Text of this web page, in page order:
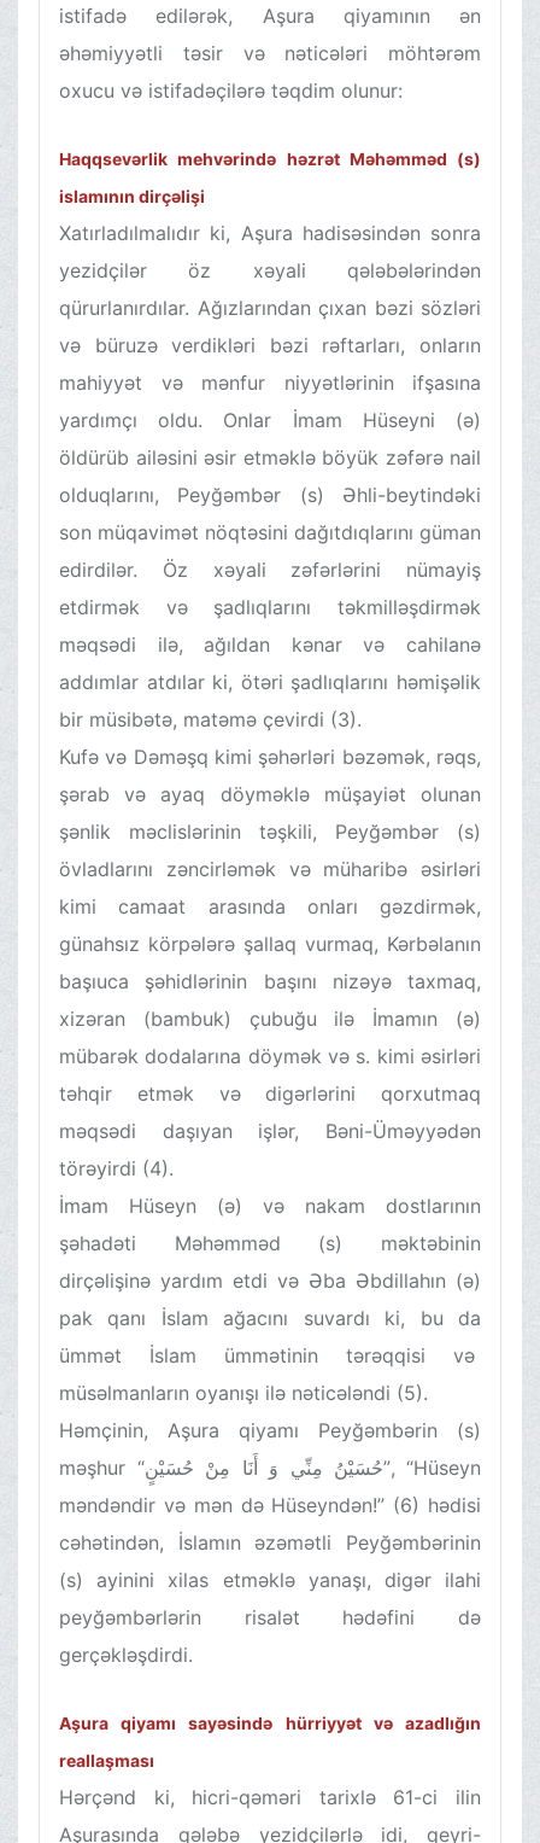
istifadə edilərək, Aşura qiyamının ən
əhəmiyyətli təsir və nəticələri möhtərəm
oxucu və istifadəçilərə təqdim olunur:
Haqqsevərlik mehvərində həzrət Məhəmməd (s)
islamının dirçəlişi
Xatırladılmalıdır ki, Aşura hadisəsindən sonra
yezidçilər öz xəyali qələbələrindən
qürurlanırdılar. Ağızlarından çıxan bəzi sözləri
və büruzə verdikləri bəzi rəftarları, onların
mahiyyət və mənfur niyyətlərinin ifşasına
yardımçı oldu. Onlar İmam Hüseyni (ə)
öldürüb ailəsini əsir etməklə böyük zəfərə nail
olduqlarını, Peyğəmbər (s) Əhli-beytindəki
son müqavimət nöqtəsini dağıtdıqlarını güman
edirdilər. Öz xəyali zəfərlərini nümayiş
etdirmək və şadlıqlarını təkmilləşdirmək
məqsədi ilə, ağıldan kənar və cahilanə
addımlar atdılar ki, ötəri şadlıqlarını həmişəlik
bir müsibətə, matəmə çevirdi (3).
Kufə və Dəməşq kimi şəhərləri bəzəmək, rəqs,
şərab və ayaq döyməklə müşayiət olunan
şənlik məclislərinin təşkili, Peyğəmbər (s)
övladlarını zəncirləmək və müharibə əsirləri
kimi camaat arasında onları gəzdirmək,
günahsız körpələrə şallaq vurmaq, Kərbəlanın
başıuca şəhidlərinin başını nizəyə taxmaq,
xizəran (bambuk) çubuğu ilə İmamın (ə)
mübarək dodalarına döymək və s. kimi əsirləri
təhqir etmək və digərlərini qorxutmaq
məqsədi daşıyan işlər, Bəni-Üməyyədən
törəyirdi (4).
İmam Hüseyn (ə) və nakam dostlarının
şəhadəti Məhəmməd (s) məktəbinin
dirçəlişinə yardım etdi və Əba Əbdillahın (ə)
pak qanı İslam ağacını suvardı ki, bu da
ümmət İslam ümmətinin tərəqqisi və
müsəlmanların oyanışı ilə nəticələndi (5).
Həmçinin, Aşura qiyamı Peyğəmbərin (s)
məşhur “حُسَيْنُ مِنِّي وَ أَنَا مِنْ حُسَيْنٍ”, “Hüseyn
məndəndir və mən də Hüseyndən!” (6) hədisi
cəhətindən, İslamın əzəmətli Peyğəmbərinin
(s) ayinini xilas etməklə yanaşı, digər ilahi
peyğəmbərlərin risalət hədəfini də
gerçəkləşdirdi.
Aşura qiyamı sayəsində hürriyyət və azadlığın
reallaşması
Hərçənd ki, hicri-qəməri tarixlə 61-ci ilin
Aşurasında qələbə yezidçilərlə idi, qeyri-